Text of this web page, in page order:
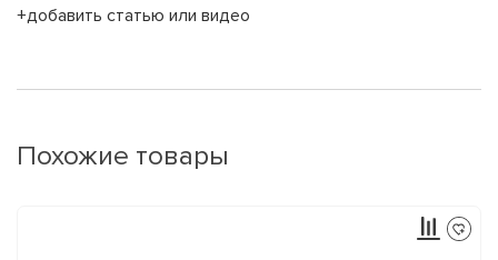
+добавить статью или видео
Похожие товары